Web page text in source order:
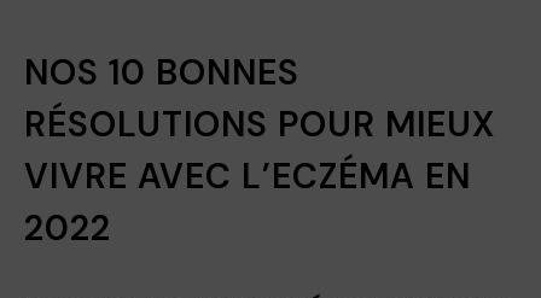
NOS 10 BONNES
RÉSOLUTIONS POUR MIEUX
VIVRE AVEC L’ECZÉMA EN
2022